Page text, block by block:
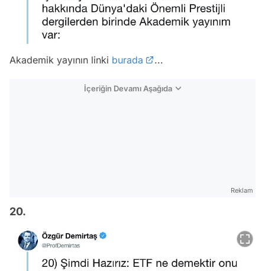
Akademik yayının linki burada ...
İçeriğin Devamı Aşağıda
Reklam
20.